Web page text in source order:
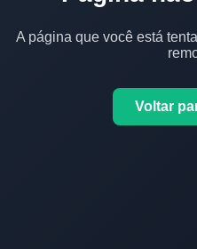
A página que você está
Voltar